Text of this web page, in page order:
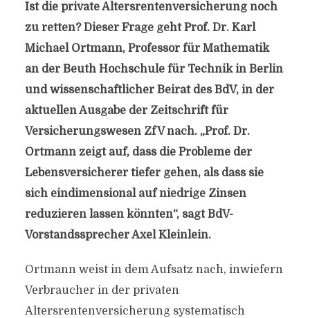
Ist die private Altersrentenversicherung noch
zu retten? Dieser Frage geht Prof. Dr. Karl
Michael Ortmann, Professor für Mathematik
an der Beuth Hochschule für Technik in Berlin
und wissenschaftlicher Beirat des BdV, in der
aktuellen Ausgabe der Zeitschrift für
Versicherungswesen ZfV nach. „Prof. Dr.
Ortmann zeigt auf, dass die Probleme der
Lebensversicherer tiefer gehen, als dass sie
sich eindimensional auf niedrige Zinsen
reduzieren lassen könnten“, sagt BdV-
Vorstandssprecher Axel Kleinlein.
Ortmann weist in dem Aufsatz nach, inwiefern
Verbraucher in der privaten
Altersrentenversicherung systematisch